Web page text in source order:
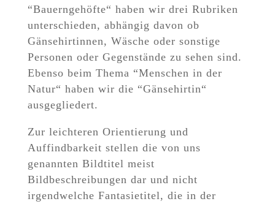
“Bauerngehöfte“ haben wir drei Rubriken
unterschieden, abhängig davon ob
Gänsehirtinnen, Wäsche oder sonstige
Personen oder Gegenstände zu sehen sind.
Ebenso beim Thema “Menschen in der
Natur“ haben wir die “Gänsehirtin“
ausgegliedert.
Zur leichteren Orientierung und
Auffindbarkeit stellen die von uns
genannten Bildtitel meist
Bildbeschreibungen dar und nicht
irgendwelche Fantasietitel, die in der